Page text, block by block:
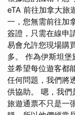
eTA 前往加拿大旅
一，您無需前往加
簽證，只需在線申
易會允許您現場購
多。 作為伊斯坦堡
並希望每位遊客都
任何問題，我們將
供協助。 嗯，我們
旅遊通票不只是一